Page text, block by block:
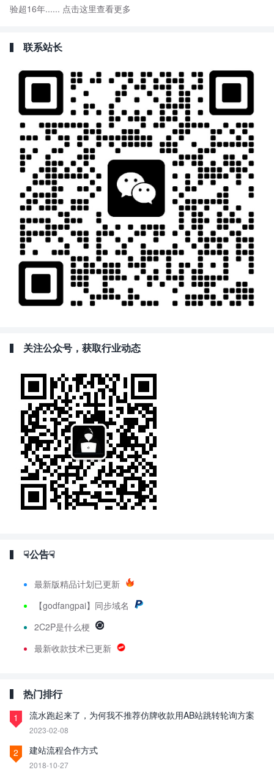
验超16年...... 点击这里查看更多
联系站长
关注公众号，获取行业动态
☟公告☟
最新版精品计划已更新
【godfangpai】同步域名
2C2P是什么梗
最新收款技术已更新
热门排行
1 流水跑起来了，为何我不推荐仿牌收款用AB站跳转轮询方案
2023-02-08
2 建站流程合作方式
2018-10-27